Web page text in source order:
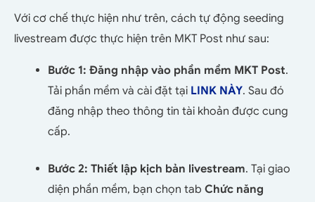
Với cơ chế thực hiện như trên, cách tự động seeding
livestream được thực hiện trên MKT Post như sau:
Bước 1: Đăng nhập vào phần mềm MKT Post.
Tải phần mềm và cài đặt tại LINK NÀY. Sau đó
đăng nhập theo thông tin tài khoản được cung
cấp.
Bước 2: Thiết lập kịch bản livestream. Tại giao
diện phần mềm, bạn chọn tab Chức năng